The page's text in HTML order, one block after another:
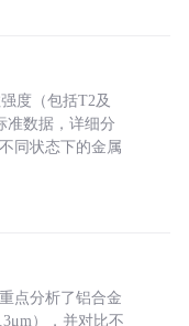
度（包括T2及
准数据，详细分
同状态下的金属
点分析了铝合金
），并对比不